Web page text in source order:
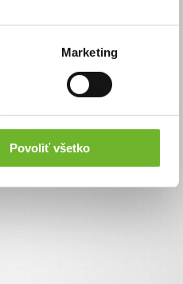
Marketing
Povoliť všetko